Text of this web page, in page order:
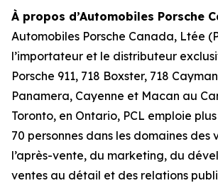
À propos d’Automobiles Porsche
Automobiles Porsche Canada, Ltée
l’importateur et le distributeur
Porsche 911, 718 Boxster, 718
Panamera, Cayenne et Macan au
Toronto, en Ontario, PCL emploie
70 personnes dans les domaines des
l’après-vente, du marketing, du
ventes au détail et des relations